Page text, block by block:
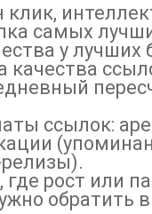
самых
у лучших
качества
ссылок:
рост или
обратить